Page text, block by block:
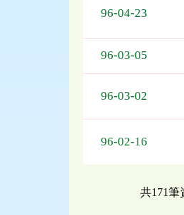
96-04-23
96-03-05
96-03-02
96-02-16
共171筆